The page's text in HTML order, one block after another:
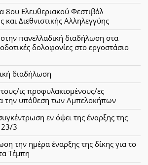
Ελευθεριακού Φεστιβάλ
και Διεθνιστικής Αλληλεγγύης
πανελλαδική διαδήλωση στα
δολοφονίες στο εργοστάσιο
διαδήλωση
ις προφυλακισμένους/ες
την υπόθεση των Αμπελοκήπων
εν όψει της έναρξης της
23/3
την ημέρα έναρξης της δίκης για το
Τέμπη